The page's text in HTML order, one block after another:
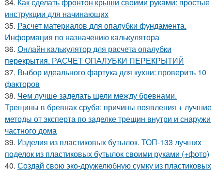
инструкции для начинающих
35. Расчет материалов для опалубки фундамента.
Информация по назначению калькулятора
36. Онлайн калькулятор для расчета опалубки
перекрытия. РАСЧЕТ ОПАЛУБКИ ПЕРЕКРЫТИЙ
37. Выбор идеального фартука для кухни: проверить 10
факторов
38. Чем лучше заделать щели между бревнами.
Трещины в бревнах сруба: причины появления + лучшие
методы от эксперта по заделке трещин внутри и снаружи
частного дома
39. Изделия из пластиковых бутылок. ТОП-133 лучших
поделок из пластиковых бутылок своими руками (+фото)
40. Создай свою эко-дружелюбную сумку из пластиковых